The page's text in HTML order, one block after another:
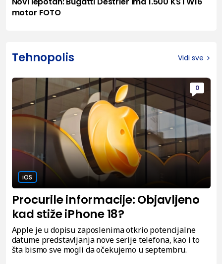
motor FOTO
Tehnopolis Vidi sve
0
iOS
Procurile informacije: Objavljeno
kad stiže iPhone 18?
Apple je u dopisu zaposlenima otkrio potencijalne
datume predstavljanja nove serije telefona, kao i to
šta bismo sve mogli da očekujemo u septembru.